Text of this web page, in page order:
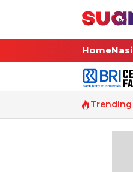
Home
Trending